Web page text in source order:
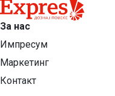
За нас
Импресум
Маркетинг
Контакт